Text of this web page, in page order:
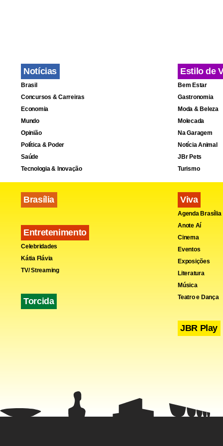
Notícias
Brasil
Concursos & Carreiras
Economia
Mundo
Opinião
Política & Poder
Saúde
Tecnologia & Inovação
Brasília
Entretenimento
Celebridades
Kátia Flávia
TV/ Streaming
Torcida
Estilo de
Bem Estar
Gastronomia
Moda & Beleza
Molecada
Na Garagem
Notícia Animal
JBr Pets
Turismo
Viva
Agenda Brasília
Anote Aí
Cinema
Eventos
Exposições
Literatura
Música
Teatro e Dança
JBR Play